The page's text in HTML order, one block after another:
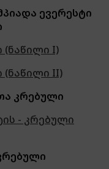
ევერესტი
(ნაწილი I)
(ნაწილი II)
კრებული
- კრებული